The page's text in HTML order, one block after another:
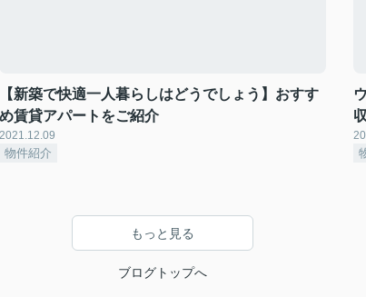
【新築で快適一人暮らしはどうでしょう】おすす
め賃貸アパートをご紹介
2021.12.09
物件紹介
もっと見る
ブログトップへ